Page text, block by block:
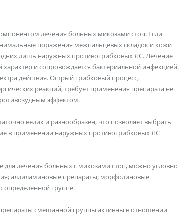
лечения больных микозами стоп. Если
поражения межпальцевых складок и кожи
лишь наружных противогрибковых ЛС. Лечение
и сопровождается бактериальной инфекцией.
действия. Острый грибковый процесс,
реакций, требует применения препарата не
эффектом.
велик и разнообразен, что позволяет выбрать
в применении наружных противогрибковых ЛС
лечения больных с микозами стоп, можно условно
аллиламиновые препараты; морфолиновые
определенной группе.
смешанной группы активны в отношении